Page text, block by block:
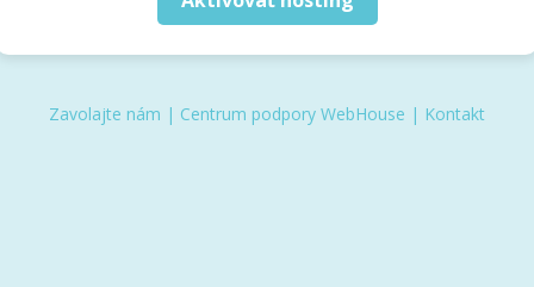
Zavolajte nám | Centrum podpory WebHouse | Kontakt